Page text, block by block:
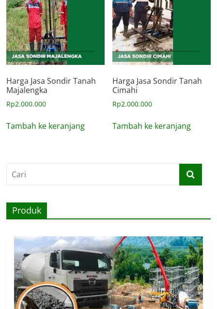
Harga Jasa Sondir Tanah
Majalengka
Rp2.000.000
Tambah ke keranjang
Harga Jasa Sondir Tanah
Cimahi
Rp2.000.000
Tambah ke keranjang
Produk